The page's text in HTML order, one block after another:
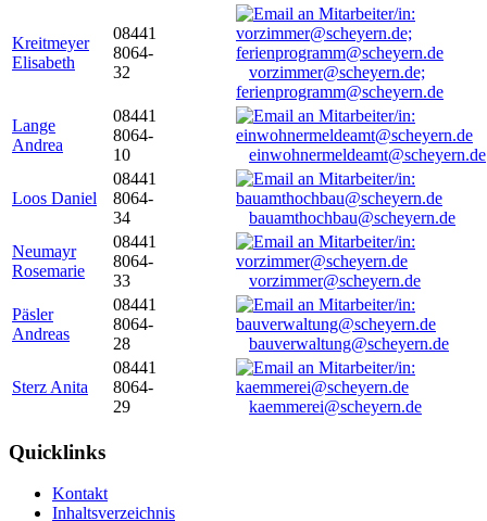
Kreitmeyer
Elisabeth
08441
8064-
32
vorzimmer@scheyern.de;
ferienprogramm@scheyern.de
Lange
Andrea
08441
8064-
10
einwohnermeldeamt@scheyern.de
Loos Daniel
08441
8064-
34
bauamthochbau@scheyern.de
Neumayr
Rosemarie
08441
8064-
33
vorzimmer@scheyern.de
Päsler
Andreas
08441
8064-
28
bauverwaltung@scheyern.de
Sterz Anita
08441
8064-
29
kaemmerei@scheyern.de
Quicklinks
Kontakt
Inhaltsverzeichnis